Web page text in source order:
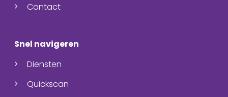
Contact
Snel navigeren
Diensten
Quickscan